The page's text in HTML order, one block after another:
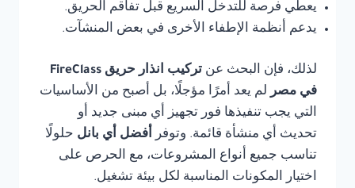
يعطي فرصة للتدخل السريع قبل تفاقم الحريق.
يدعم أنظمة الإطفاء الأخرى في بعض المنشآت.
لذلك، فإن البحث عن
تركيب انذار حريق FireClass
في مصر لم يعد أمرًا مؤجلًا، بل أصبح من الأساسيات
التي يجب تنفيذها فور تجهيز أي مبنى جديد أو
تحديث أي منشأة قائمة. وتوفر أفضل أي بانل حلولًا
تناسب جميع أنواع المشروعات، مع الحرص على
اختيار المكونات المناسبة لكل بيئة تشغيل.